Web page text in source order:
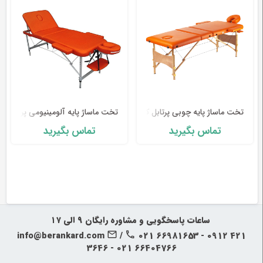
کیفیت و سبک پارچه
گنجایش وزنی
عرض تخت ماساژ
ارتفاع و طول تخت
ویژگی های قابل تنظیم
ماندگاری
وزن تخت ماساژ
به استحکام بیشتری نیاز دارند.
بهترین وزنی که اکثر درمانگران روی آن اتفاق نظر دارند بین
تخت ماساژ پایه چوبی پرتابل کانفی کر
تماس بگیرید
تخت ماساژ پایه آلومینیومی پرتابل
تماس بگیرید
‍‍ ساعات پاسخگویی و مشاوره رایگان ۹ الی ۱۷
info@berankard.com
/
021 66981653 - 0912 421
3646 - 021 66404766